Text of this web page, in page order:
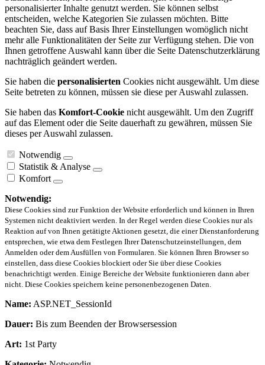
personalisierter Inhalte genutzt werden. Sie können selbst
entscheiden, welche Kategorien Sie zulassen möchten. Bitte
beachten Sie, dass auf Basis Ihrer Einstellungen womöglich nicht
mehr alle Funktionalitäten der Seite zur Verfügung stehen. Die von
Ihnen getroffene Auswahl kann über die Seite Datenschutzerklärung
nachträglich geändert werden.
Sie haben die personalisierten Cookies nicht ausgewählt. Um diese
Seite betreten zu können, müssen sie diese per Auswahl zulassen.
Sie haben das Komfort-Cookie nicht ausgewählt. Um den Zugriff
auf das Element oder die Seite dauerhaft zu gewähren, müssen Sie
dieses per Auswahl zulassen.
Notwendig
Statistik & Analyse
Komfort
Notwendig:
Diese Cookies sind zur Funktion der Website erforderlich und können in Ihren
Systemen nicht deaktiviert werden. In der Regel werden diese Cookies nur als
Reaktion auf von Ihnen getätigte Aktionen gesetzt, die einer Dienstanforderung
entsprechen, wie etwa dem Festlegen Ihrer Datenschutzeinstellungen, dem
Anmelden oder dem Ausfüllen von Formularen. Sie können Ihren Browser so
einstellen, dass diese Cookies blockiert oder Sie über diese Cookies
benachrichtigt werden. Einige Bereiche der Website funktionieren dann aber
nicht. Diese Cookies speichern keine personenbezogenen Daten.
Name: ASP.NET_SessionId
Dauer: Bis zum Beenden der Browsersession
Art: 1st Party